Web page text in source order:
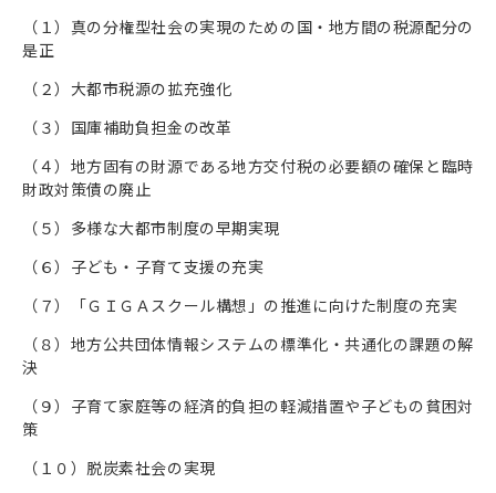
（１）真の分権型社会の実現のための国・地方間の税源配分の
是正
（２）大都市税源の拡充強化
（３）国庫補助負担金の改革
（４）地方固有の財源である地方交付税の必要額の確保と臨時
財政対策債の廃止
（５）多様な大都市制度の早期実現
（６）子ども・子育て支援の充実
（７）「ＧＩＧＡスクール構想」の推進に向けた制度の充実
（８）地方公共団体情報システムの標準化・共通化の課題の解
決
（９）子育て家庭等の経済的負担の軽減措置や子どもの貧困対
策
（１０）脱炭素社会の実現